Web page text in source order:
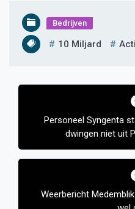
Bedrijven
10 Miljard
Bericht
Personeel Syngenta
dwingen niet uit
Weerbericht